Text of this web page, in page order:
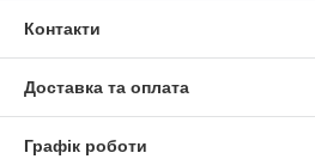
Контакти
Доставка та оплата
Графік роботи